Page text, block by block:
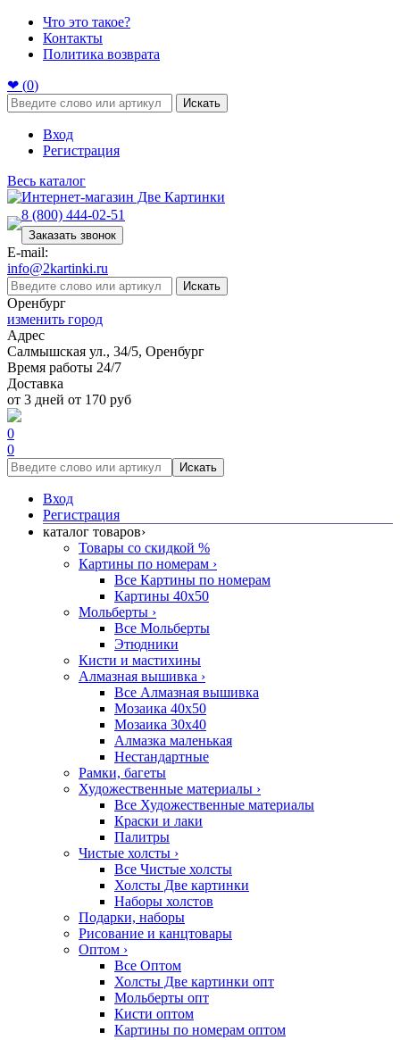
Что это такое?
Контакты
Политика возврата
❤ (0)
Искать
Вход
Регистрация
Весь каталог
8 (800) 444-02-51
Заказать звонок
E-mail:
info@2kartinki.ru
Искать
Оренбург
изменить город
Адрес
Салмышская ул., 34/5, Оренбург
Время работы 24/7
Доставка
от 3 дней от 170 руб
0
0
Искать
Вход
Регистрация
каталог товаров›
Товары со скидкой %
Картины по номерам ›
Все Картины по номерам
Картины 40x50
Мольберты ›
Все Мольберты
Этюдники
Кисти и мастихины
Алмазная вышивка ›
Все Алмазная вышивка
Мозаика 40x50
Мозаика 30x40
Алмазка маленькая
Нестандартные
Рамки, багеты
Художественные материалы ›
Все Художественные материалы
Краски и лаки
Палитры
Чистые холсты ›
Все Чистые холсты
Холсты Две картинки
Наборы холстов
Подарки, наборы
Рисование и канцтовары
Оптом ›
Все Оптом
Холсты Две картинки опт
Мольберты опт
Кисти оптом
Картины по номерам оптом